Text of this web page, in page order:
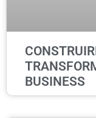
BUSINESS